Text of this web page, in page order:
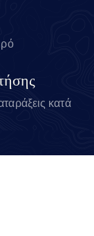
κατά